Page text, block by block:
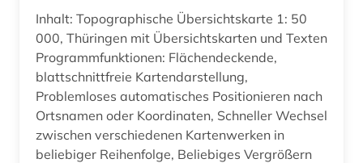
Inhalt: Topographische Übersichtskarte 1: 50
000, Thüringen mit Übersichtskarten und Texten
Programmfunktionen: Flächendeckende,
blattschnittfreie Kartendarstellung,
Problemloses automatisches Positionieren nach
Ortsnamen oder Koordinaten, Schneller Wechsel
zwischen verschiedenen Kartenwerken in
beliebiger Reihenfolge, Beliebiges Vergrößern